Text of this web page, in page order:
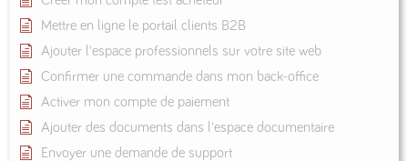
Mettre en ligne le portail clients B2B
Ajouter l'espace professionnels sur votre site web
Confirmer une commande dans mon back-office
Activer mon compte de paiement
Ajouter des documents dans l'espace documentaire
Envoyer une demande de support